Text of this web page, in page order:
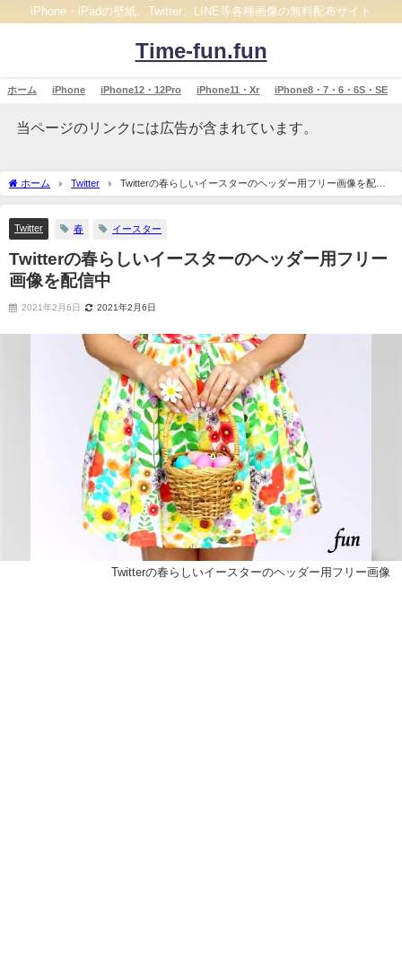
iPhone・iPadの壁紙、Twitter、LINE等各種画像の無料配布サイト
Time-fun.fun
ホーム iPhone iPhone12・12Pro iPhone11・Xr iPhone8・7・6・6S・SE
当ページのリンクには広告が含まれています。
ホーム Twitter
Twitterの春らしいイースターのヘッダー用フリー画像を配信
中
Twitter 春 イースター
Twitterの春らしいイースターのヘッダー用フリー
画像を配信中
2021年2月6日 2021年2月6日
Twitterの春らしいイースターのヘッダー用フリー画像